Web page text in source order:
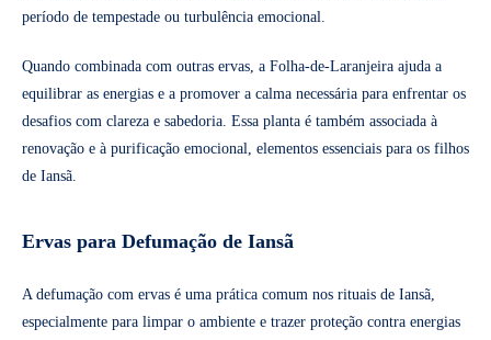
período de tempestade ou turbulência emocional.
Quando combinada com outras ervas, a Folha-de-Laranjeira ajuda a
equilibrar as energias e a promover a calma necessária para enfrentar os
desafios com clareza e sabedoria. Essa planta é também associada à
renovação e à purificação emocional, elementos essenciais para os filhos
de Iansã.
Ervas para Defumação de Iansã
A defumação com ervas é uma prática comum nos rituais de Iansã,
especialmente para limpar o ambiente e trazer proteção contra energias